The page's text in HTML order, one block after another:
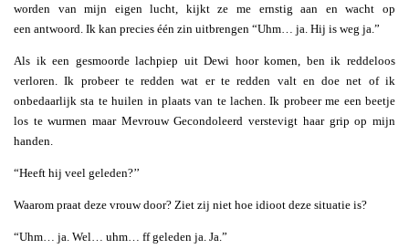
worden van mijn eigen lucht, kijkt ze me ernstig aan en wacht op
een antwoord. Ik kan precies één zin uitbrengen “Uhm… ja. Hij is weg ja.”
Als ik een gesmoorde lachpiep uit Dewi hoor komen, ben ik reddeloos
verloren. Ik probeer te redden wat er te redden valt en doe net of ik
onbedaarlijk sta te huilen in plaats van te lachen. Ik probeer me een beetje
los te wurmen maar Mevrouw Gecondoleerd verstevigt haar grip op mijn
handen.
“Heeft hij veel geleden?’’
Waarom praat deze vrouw door? Ziet zij niet hoe idioot deze situatie is?
“Uhm… ja. Wel… uhm… ff geleden ja. Ja.”